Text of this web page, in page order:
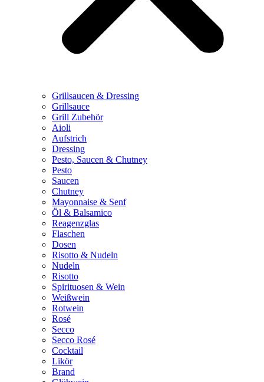
Grillsaucen & Dressing
Grillsauce
Grill Zubehör
Aioli
Aufstrich
Dressing
Pesto, Saucen & Chutney
Pesto
Saucen
Chutney
Mayonnaise & Senf
Öl & Balsamico
Reagenzglas
Flaschen
Dosen
Risotto & Nudeln
Nudeln
Risotto
Spirituosen & Wein
Weißwein
Rotwein
Rosé
Secco
Secco Rosé
Cocktail
Likör
Brand